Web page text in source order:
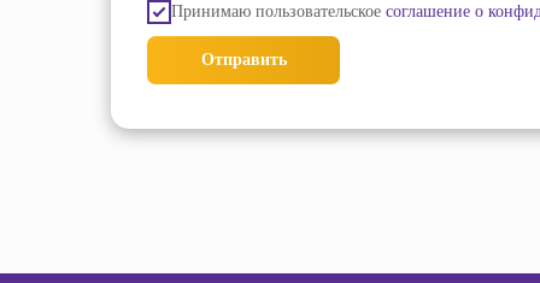
Принимаю пользовательское соглашение о
Отправить